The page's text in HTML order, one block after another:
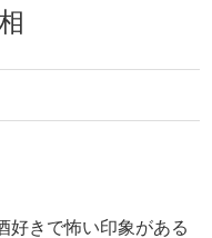
好きで怖い印象がある